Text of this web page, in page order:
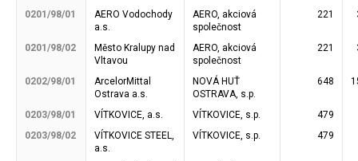
0201/98/01
AERO Vodochody
a.s.
AERO, akciová
společnost
221
0201/98/02
Město Kralupy nad
Vltavou
AERO, akciová
společnost
221
0202/98/01
ArcelorMittal
Ostrava a.s.
NOVÁ HUŤ
OSTRAVA, s.p.
648
0203/98/01 VÍTKOVICE, a.s. VÍTKOVICE, s.p.
479
0203/98/02
VÍTKOVICE STEEL,
a.s.
VÍTKOVICE, s.p. 479